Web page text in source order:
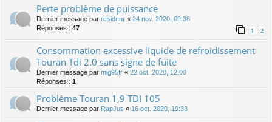
Perte problème de puissance
Dernier message par resideur « 24 nov. 2020, 09:38
Réponses : 47 1 2
Consommation excessive liquide de refroidissement
Touran Tdi 2.0 sans signe de fuite
Dernier message par mig95fr « 22 oct. 2020, 12:00
Réponses : 1
Problème Touran 1,9 TDI 105
Dernier message par RapJus « 16 oct. 2020, 19:33